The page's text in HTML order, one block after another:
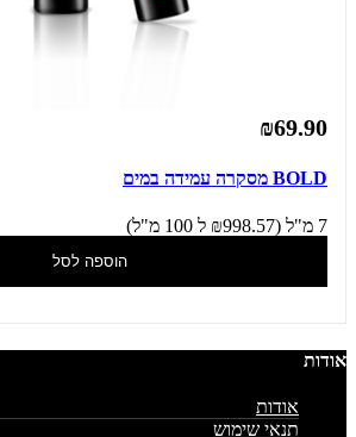
₪69.90
BOLD מסקרה עמידה במים
7 מ"ל (₪998.57 ל 100 מ"ל)
הוספה לסל
אודות
אודות
תנאי שימוש